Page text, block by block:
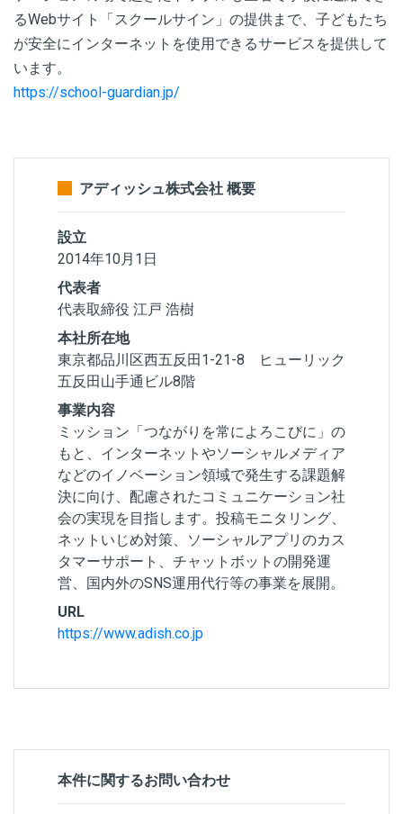
るWebサイト「スクールサイン」の提供まで、子どもたち
が安全にインターネットを使用できるサービスを提供して
います。
https://school-guardian.jp/
アディッシュ株式会社 概要
設立
2014年10月1日
代表者
代表取締役 江戸 浩樹
本社所在地
東京都品川区西五反田1-21-8 ヒューリック
五反田山手通ビル8階
事業内容
ミッション「つながりを常によろこびに」の
もと、インターネットやソーシャルメディア
などのイノベーション領域で発生する課題解
決に向け、配慮されたコミュニケーション社
会の実現を目指します。投稿モニタリング、
ネットいじめ対策、ソーシャルアプリのカス
タマーサポート、チャットボットの開発運
営、国内外のSNS運用代行等の事業を展開。
URL
https://www.adish.co.jp
本件に関するお問い合わせ